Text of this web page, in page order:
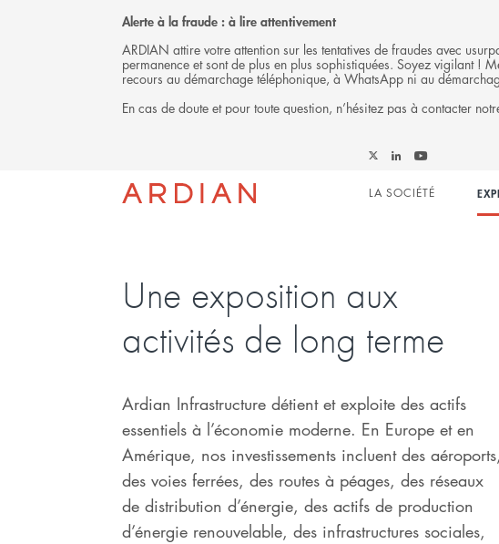
Alerte à la fraude : à lire attentivement
ARDIAN attire votre attention sur les tentatives de fraudes avec
permanence et sont de plus en plus sophistiquées. Soyez vigilant !
recours au démarchage téléphonique, à WhatsApp ni au
En cas de doute et pour toute question, n’hésitez pas à contacter
on
on
Ardian
on
Main
LA SOCIÉTÉ
INVESTISSEMENTS
Une exposition aux
activités de long terme
Ardian Infrastructure détient et exploite des actifs
essentiels à l’économie moderne. En Europe et en
Amérique, nos investissements incluent des aéroports,
des voies ferrées, des routes à péages, des réseaux
de distribution d’énergie, des actifs de production
d’énergie renouvelable, des infrastructures sociales,